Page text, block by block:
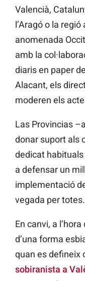
Valencià,
l’Aragó o la
anomenada
amb la
diaris en paper
Alacant, els
moderen els
Las Provincias
donar suport als
dedicat habituals
a defensar un
implementació
vegada per totes.
En canvi, a
d’una forma
quan es defineix
sobiranista a